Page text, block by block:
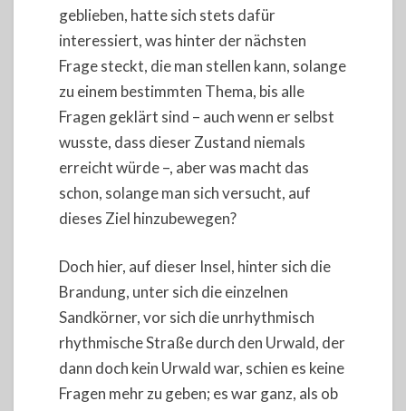
geblieben, hatte sich stets dafür
interessiert, was hinter der nächsten
Frage steckt, die man stellen kann, solange
zu einem bestimmten Thema, bis alle
Fragen geklärt sind – auch wenn er selbst
wusste, dass dieser Zustand niemals
erreicht würde –, aber was macht das
schon, solange man sich versucht, auf
dieses Ziel hinzubewegen?
Doch hier, auf dieser Insel, hinter sich die
Brandung, unter sich die einzelnen
Sandkörner, vor sich die unrhythmisch
rhythmische Straße durch den Urwald, der
dann doch kein Urwald war, schien es keine
Fragen mehr zu geben; es war ganz, als ob